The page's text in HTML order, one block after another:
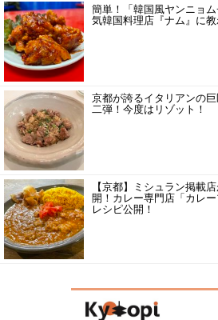
簡単！「韓国風ヤンニョ
気韓国料理店『ナム』に教
京都が誇るイタリアンの
二弾！今度はリゾット！
【京都】ミシュラン掲載
開！カレー専門店「カレ
レシピ公開！